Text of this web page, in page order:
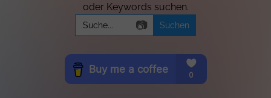
oder Keywords suchen.
Search
for:
📷